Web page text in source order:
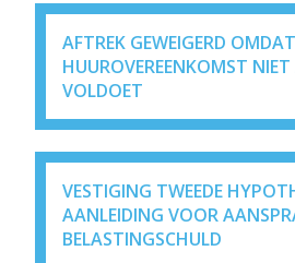
AFTREK GEWEIGERD OMDAT
HUUROVEREENKOMST
VOLDOET
VESTIGING TWEEDE
AANLEIDING VOOR
BELASTINGSCHULD